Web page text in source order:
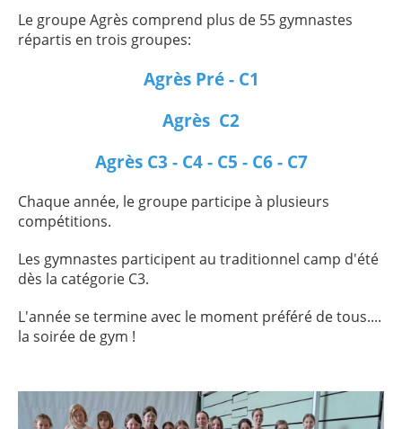
Le groupe Agrès comprend plus de 55 gymnastes
répartis en trois groupes:
Agrès Pré - C1
Agrès C2
Agrès C3 - C4 - C5 - C6 - C7
Chaque année, le groupe participe à plusieurs
compétitions.
Les gymnastes participent au traditionnel camp d'été
dès la catégorie C3.
L'année se termine avec le moment préféré de tous....
la soirée de gym !